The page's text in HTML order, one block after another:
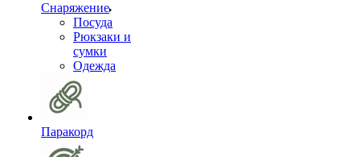
Снаряжение
Посуда
Рюкзаки и
сумки
Одежда
Паракорд